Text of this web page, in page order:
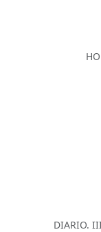
DIARIO.